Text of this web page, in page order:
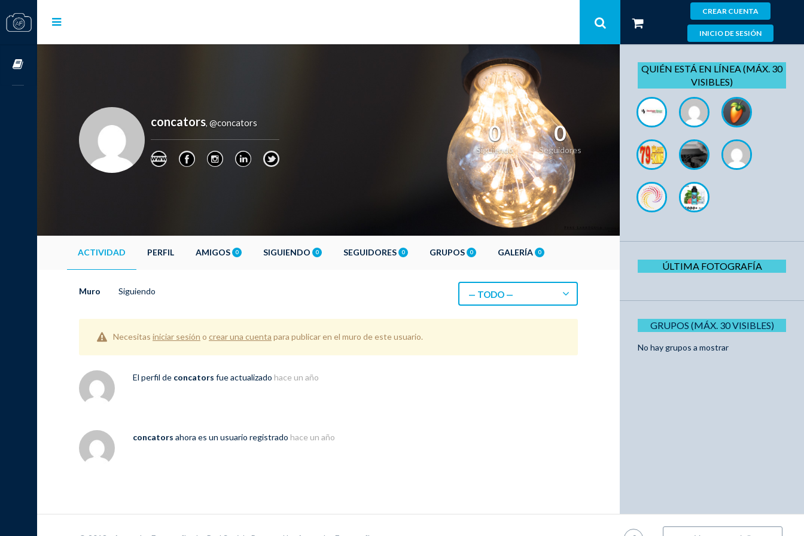
CREAR CUENTA
INICIO DE SESIÓN
concators, @concators 0
Siguiendo
0
Seguidores
ACTIVIDAD PERFIL AMIGOS 0 SIGUIENDO 0 SEGUIDORES 0 GRUPOS 0 GALERÍA 0
Muro Siguiendo — TODO —
Necesitas iniciar sesión o crear una cuenta para publicar en el muro de este usuario.
El perfil de concators fue actualizado hace un año
concators ahora es un usuario registrado hace un año
QUIÉN ESTÁ EN LÍNEA (MÁX. 30
VISIBLES)
ÚLTIMA FOTOGRAFÍA
GRUPOS (MÁX. 30 VISIBLES)
No hay grupos a mostrar